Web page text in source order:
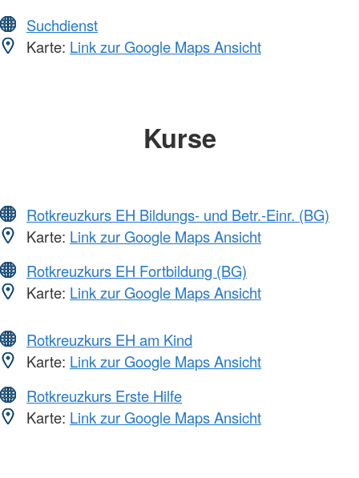
Suchdienst
Karte: Link zur Google Maps Ansicht
Kurse
Rotkreuzkurs EH Bildungs- und Betr.-Einr. (BG)
Karte: Link zur Google Maps Ansicht
Rotkreuzkurs EH Fortbildung (BG)
Karte: Link zur Google Maps Ansicht
Rotkreuzkurs EH am Kind
Karte: Link zur Google Maps Ansicht
Rotkreuzkurs Erste Hilfe
Karte: Link zur Google Maps Ansicht